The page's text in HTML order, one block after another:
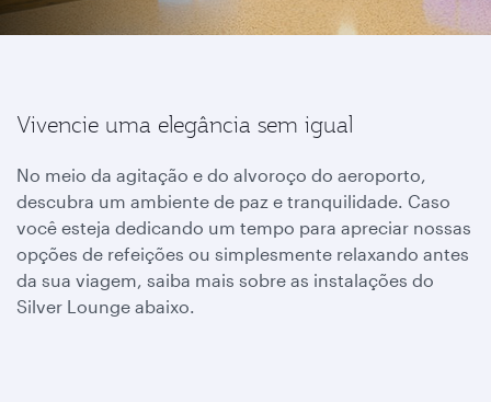
Vivencie uma elegância sem igual
No meio da agitação e do alvoroço do aeroporto,
descubra um ambiente de paz e tranquilidade. Caso
você esteja dedicando um tempo para apreciar nossas
opções de refeições ou simplesmente relaxando antes
da sua viagem, saiba mais sobre as instalações do
Silver Lounge abaixo.